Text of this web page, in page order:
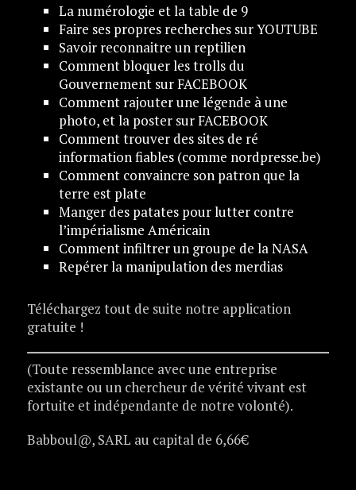
La numérologie et la table de 9
Faire ses propres recherches sur YOUTUBE
Savoir reconnaitre un reptilien
Comment bloquer les trolls du
Gouvernement sur FACEBOOK
Comment rajouter une légende à une
photo, et la poster sur FACEBOOK
Comment trouver des sites de ré
information fiables (comme nordpresse.be)
Comment convaincre son patron que la
terre est plate
Manger des patates pour lutter contre
l’impérialisme Américain
Comment infiltrer un groupe de la NASA
Repérer la manipulation des merdias
Téléchargez tout de suite notre application
gratuite !
(Toute ressemblance avec une entreprise
existante ou un chercheur de vérité vivant est
fortuite et indépendante de notre volonté).
Babboul@, SARL au capital de 6,66€